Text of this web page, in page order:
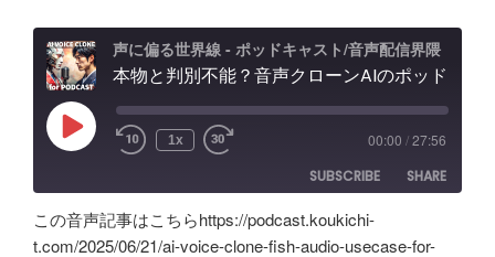
デ
ィ
ン
の
と
ャ
ス
配
し
え？
ポ
ド
ト
声に偏る世界線 - ポッドキャスト/音声配信界隈
Play
Episode 1x 00:00 /27:56
SUBSCRIBE
SHARE
Amazon
Apple Podcasts
SHARE
この音声記事はこちらhttps://podcast.koukichi-
t.com/2025/06/21/ai-voice-clone-fish-audio-usecase-for-